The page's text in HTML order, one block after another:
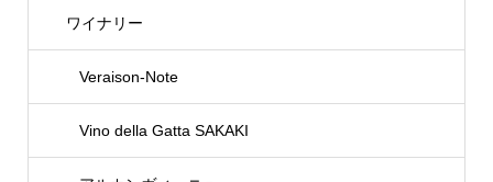
ワイナリー
Veraison-Note
Vino della Gatta SAKAKI